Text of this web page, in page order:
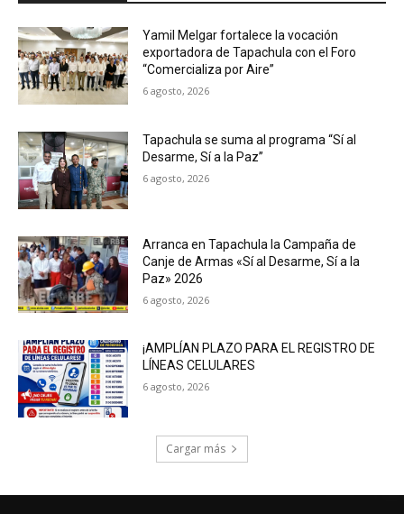
Yamil Melgar fortalece la vocación
exportadora de Tapachula con el Foro
“Comercializa por Aire”
6 agosto, 2026
Tapachula se suma al programa “Sí al
Desarme, Sí a la Paz”
6 agosto, 2026
Arranca en Tapachula la Campaña de
Canje de Armas «Sí al Desarme, Sí a la
Paz» 2026
6 agosto, 2026
¡AMPLÍAN PLAZO PARA EL REGISTRO DE
LÍNEAS CELULARES
6 agosto, 2026
Cargar más